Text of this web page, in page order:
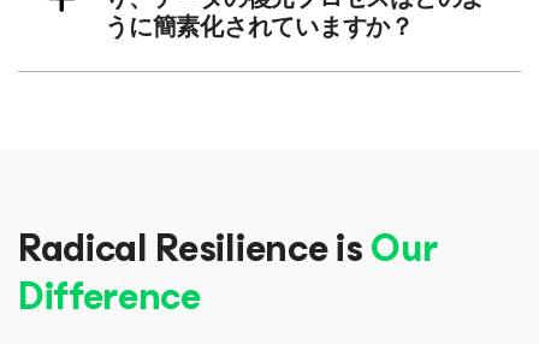
うに簡素化されていますか？
Radical Resilience isOur
Difference